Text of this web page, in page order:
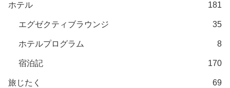
ホテル 181
エグゼクティブラウンジ 35
ホテルプログラム 8
宿泊記 170
旅じたく 69